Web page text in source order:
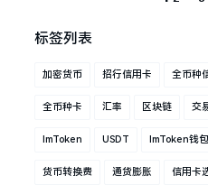
标签列表
加密货币 招行信用卡 全币种
全币种卡 汇率 区块链 交
ImToken USDT ImToken钱包
货币转换费 通货膨胀 信用卡